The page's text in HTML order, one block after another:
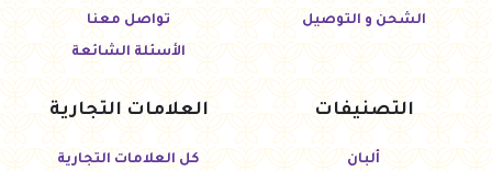
الشحن و التوصيل تواصل معنا
الأسئلة الشائعة
التصنيفات
ألبان
العلامات التجارية
كل العلامات التجارية